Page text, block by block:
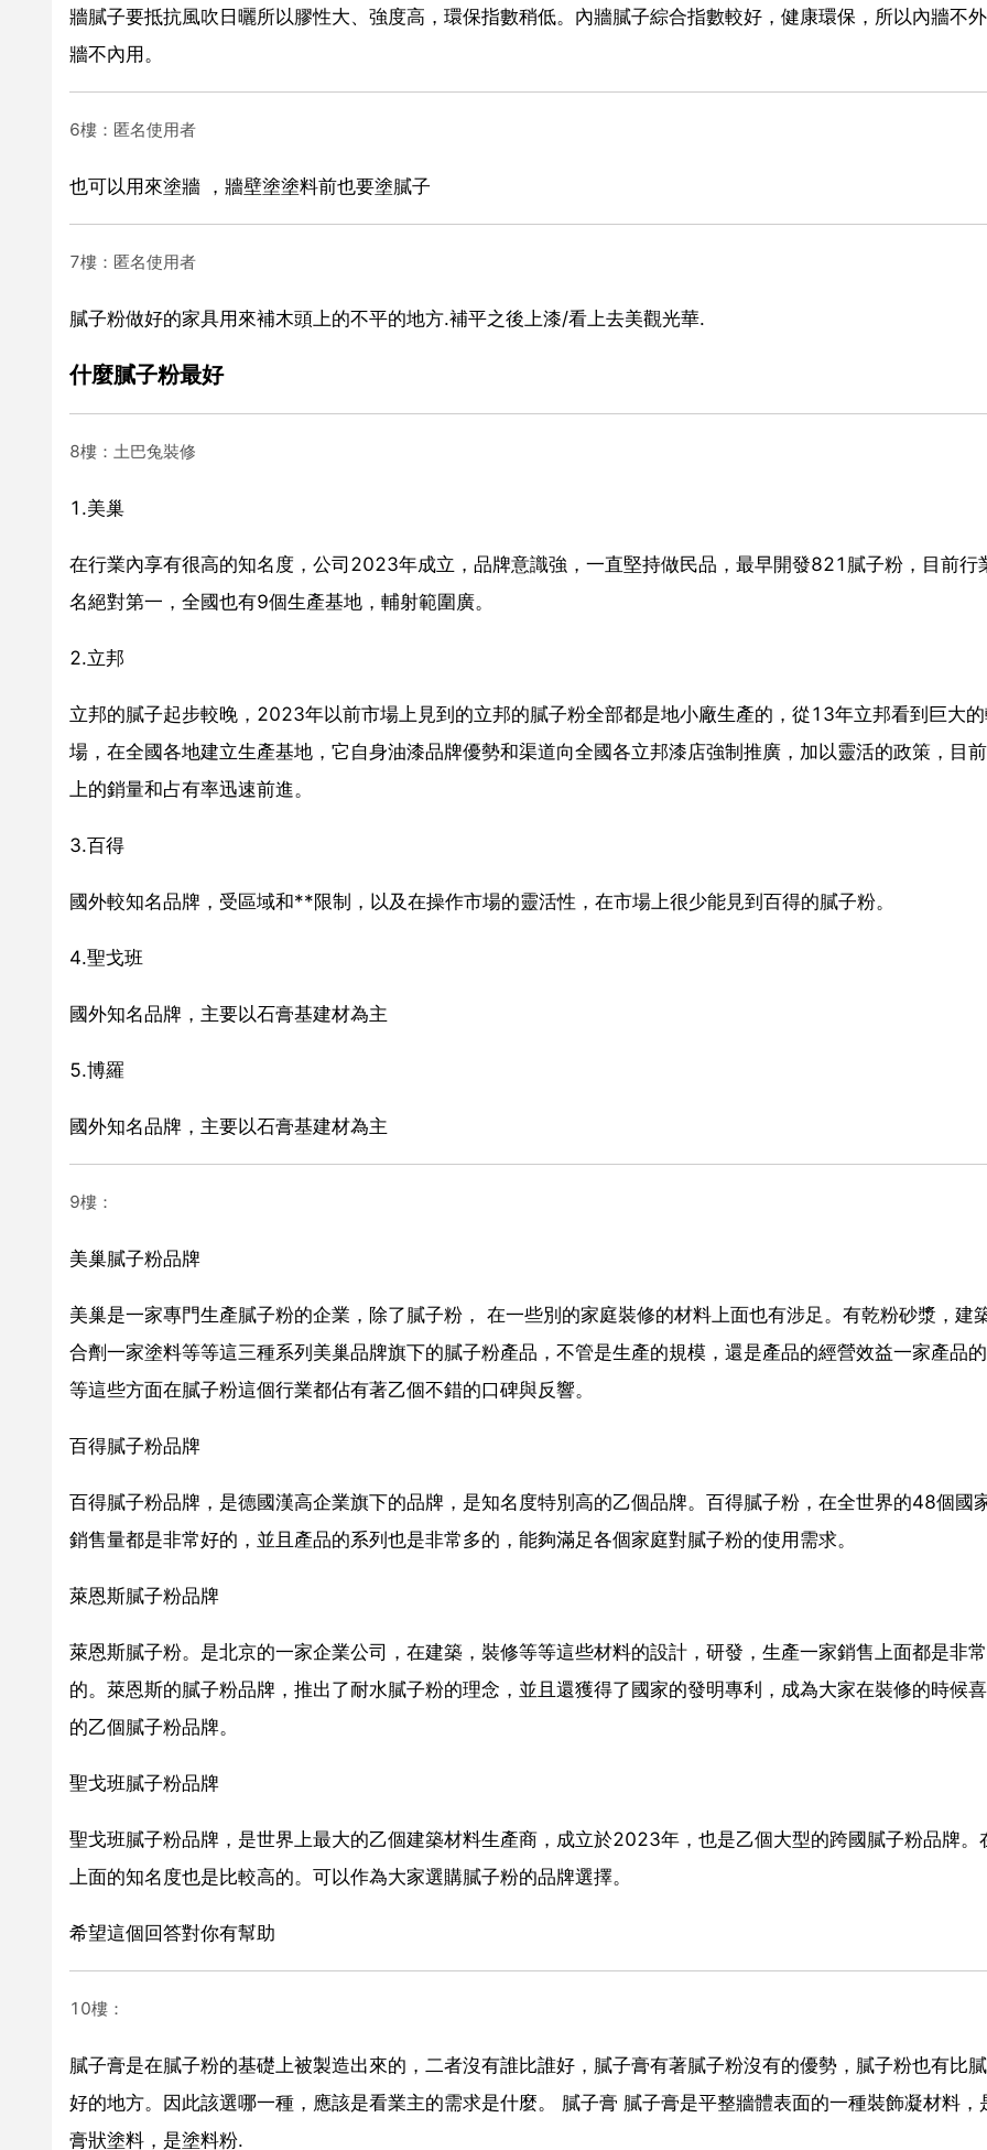
牆膩子要抵抗風吹日曬所以膠性大、強度高，環保指數稍低。內牆膩子綜合指數較好，健康環保，所以內牆不
牆不內用。
6樓：匿名使用者
也可以用來塗牆 ，牆壁塗塗料前也要塗膩子
7樓：匿名使用者
膩子粉做好的家具用來補木頭上的不平的地方.補平之後上漆/看上去美觀光華.
什麼膩子粉最好
8樓：土巴兔裝修
1.美巢
在行業內享有很高的知名度，公司2023年成立，品牌意識強，一直堅持做民品，最早開發821膩子粉，目前行
名絕對第一，全國也有9個生產基地，輔射範圍廣。
2.立邦
立邦的膩子起步較晚，2023年以前市場上見到的立邦的膩子粉全部都是地小廠生產的，從13年立邦看到巨大
場，在全國各地建立生產基地，它自身油漆品牌優勢和渠道向全國各立邦漆店強制推廣，加以靈活的政策，目
上的銷量和占有率迅速前進。
3.百得
國外較知名品牌，受區域和**限制，以及在操作市場的靈活性，在市場上很少能見到百得的膩子粉。
4.聖戈班
國外知名品牌，主要以石膏基建材為主
5.博羅
國外知名品牌，主要以石膏基建材為主
9樓：
美巢膩子粉品牌
美巢是一家專門生產膩子粉的企業，除了膩子粉， 在一些別的家庭裝修的材料上面也有涉足。有乾粉砂漿，建
合劑一家塗料等等這三種系列美巢品牌旗下的膩子粉產品，不管是生產的規模，還是產品的經營效益一家產品
等這些方面在膩子粉這個行業都佔有著乙個不錯的口碑與反響。
百得膩子粉品牌
百得膩子粉品牌，是德國漢高企業旗下的品牌，是知名度特別高的乙個品牌。百得膩子粉，在全世界的48個國
銷售量都是非常好的，並且產品的系列也是非常多的，能夠滿足各個家庭對膩子粉的使用需求。
萊恩斯膩子粉品牌
萊恩斯膩子粉。是北京的一家企業公司，在建築，裝修等等這些材料的設計，研發，生產一家銷售上面都是非
的。萊恩斯的膩子粉品牌，推出了耐水膩子粉的理念，並且還獲得了國家的發明專利，成為大家在裝修的時候
的乙個膩子粉品牌。
聖戈班膩子粉品牌
聖戈班膩子粉品牌，是世界上最大的乙個建築材料生產商，成立於2023年，也是乙個大型的跨國膩子粉品牌。
上面的知名度也是比較高的。可以作為大家選購膩子粉的品牌選擇。
希望這個回答對你有幫助
10樓：
膩子膏是在膩子粉的基礎上被製造出來的，二者沒有誰比誰好，膩子膏有著膩子粉沒有的優勢，膩子粉也有比
好的地方。因此該選哪一種，應該是看業主的需求是什麼。 膩子膏 膩子膏是平整牆體表面的一種裝飾凝材料，
膏狀塗料，是塗料粉.